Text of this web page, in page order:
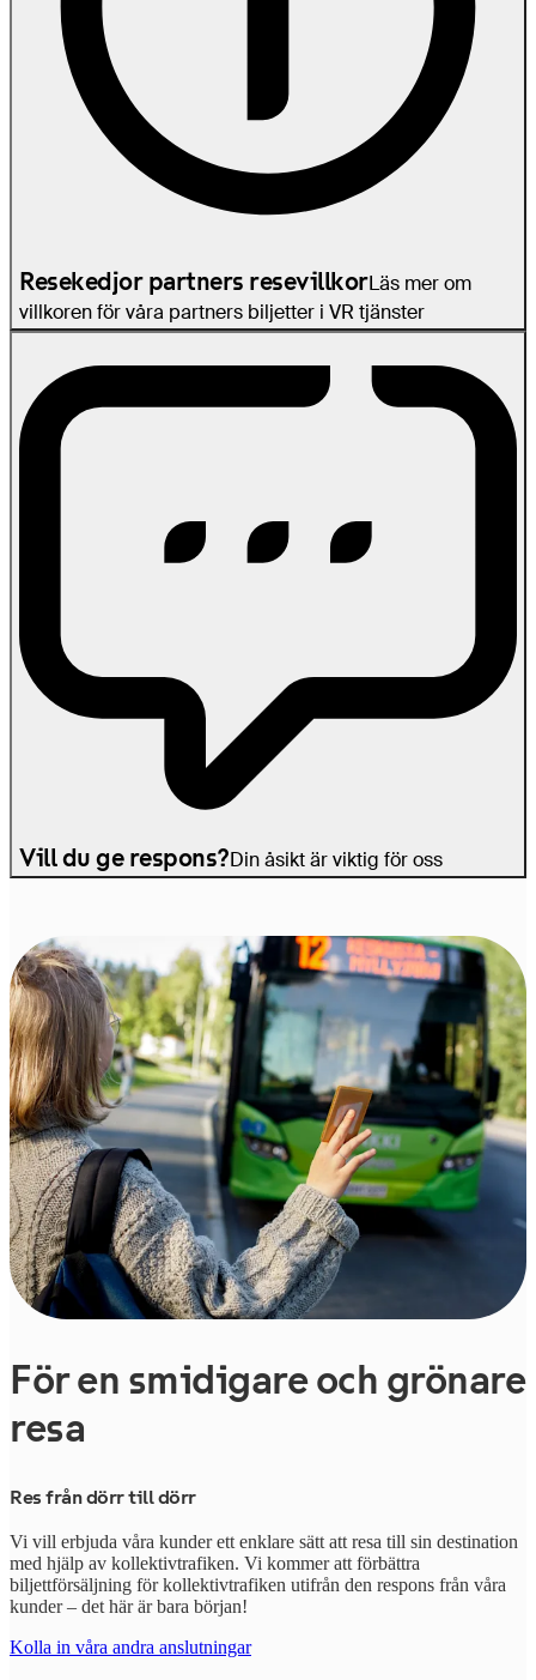
Resekedjor partners resevillkorLäs mer om
villkoren för våra partners biljetter i VR tjänster
Vill du ge respons?Din åsikt är viktig för oss
För en smidigare och grönare
resa
Res från dörr till dörr
Vi vill erbjuda våra kunder ett enklare sätt att resa till sin destination
med hjälp av kollektivtrafiken. Vi kommer att förbättra
biljettförsäljning för kollektivtrafiken utifrån den respons från våra
kunder – det här är bara början!
Kolla in våra andra anslutningar